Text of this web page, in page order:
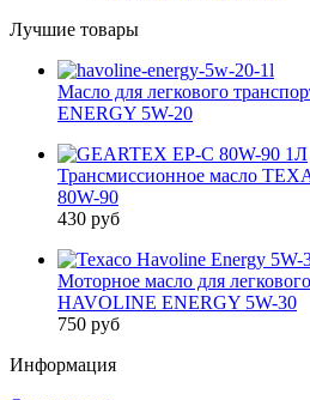
Лучшие товары
Масло для легкового
ENERGY 5W-20
Трансмиссионное масло
80W-90
430 руб
Моторное масло для
HAVOLINE ENERGY 5W-30
750 руб
Информация